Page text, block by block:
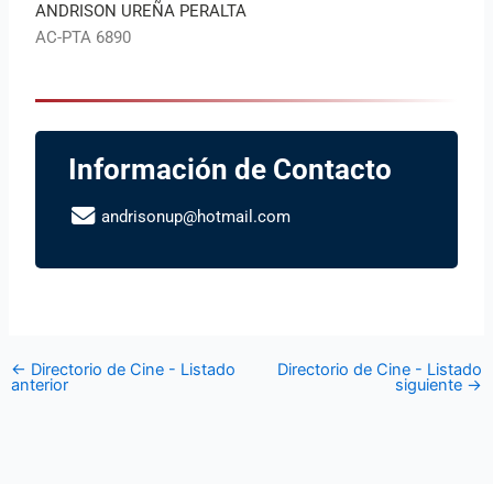
ANDRISON UREÑA PERALTA
AC-PTA 6890
Información de Contacto
andrisonup@hotmail.com
← Directorio de Cine - Listado
anterior
Directorio de Cine - Listado
siguiente →